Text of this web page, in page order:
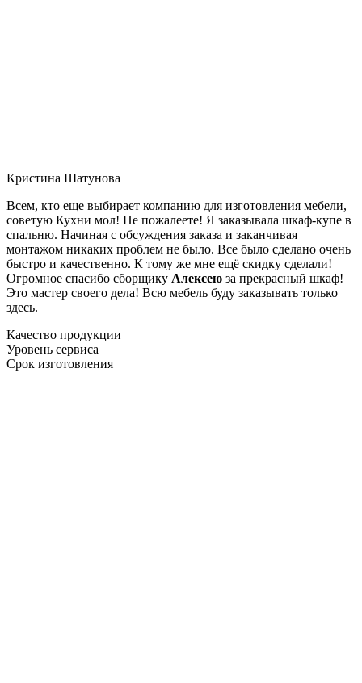
Кристина Шатунова
Всем, кто еще выбирает компанию для изготовления мебели,
советую Кухни мол! Не пожалеете! Я заказывала шкаф-купе в
спальню. Начиная с обсуждения заказа и заканчивая
монтажом никаких проблем не было. Все было сделано очень
быстро и качественно. К тому же мне ещё скидку сделали!
Огромное спасибо сборщику Алексею за прекрасный шкаф!
Это мастер своего дела! Всю мебель буду заказывать только
здесь.
Качество продукции
Уровень сервиса
Срок изготовления